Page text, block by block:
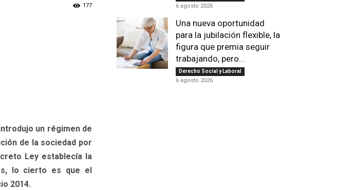
177
un régimen de
de la sociedad por
Ley establecía la
lo cierto es que el
2014.
6 agosto 2026
Una nueva oportunidad
para la jubilación flexible, la
figura que premia seguir
trabajando, pero...
Derecho Social y Laboral
6 agosto 2026